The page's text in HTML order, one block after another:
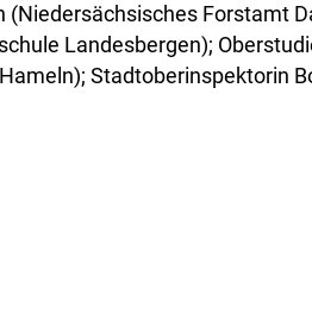
Forstamt
Landesbergen);
Stadtoberinspektorin